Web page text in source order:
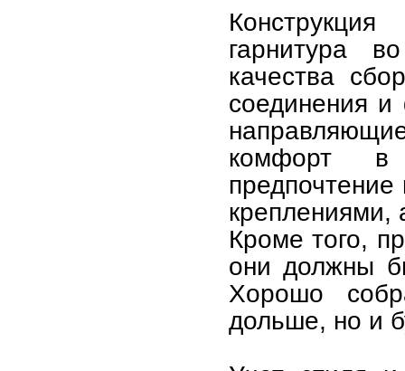
гарнитура
качества
соединения
комфорт в
креплениями,
Кроме того,
они должны
Хорошо
дольше, но и